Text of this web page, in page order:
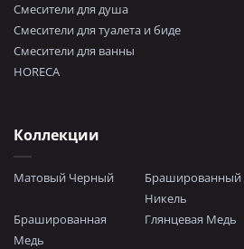
Смесители для душа
Смесители для туалета и биде
Смесители для ванны
HORECA
Коллекции
Матовый Черный
Брашированный
Никель
Брашированная
Медь
Глянцевая Медь